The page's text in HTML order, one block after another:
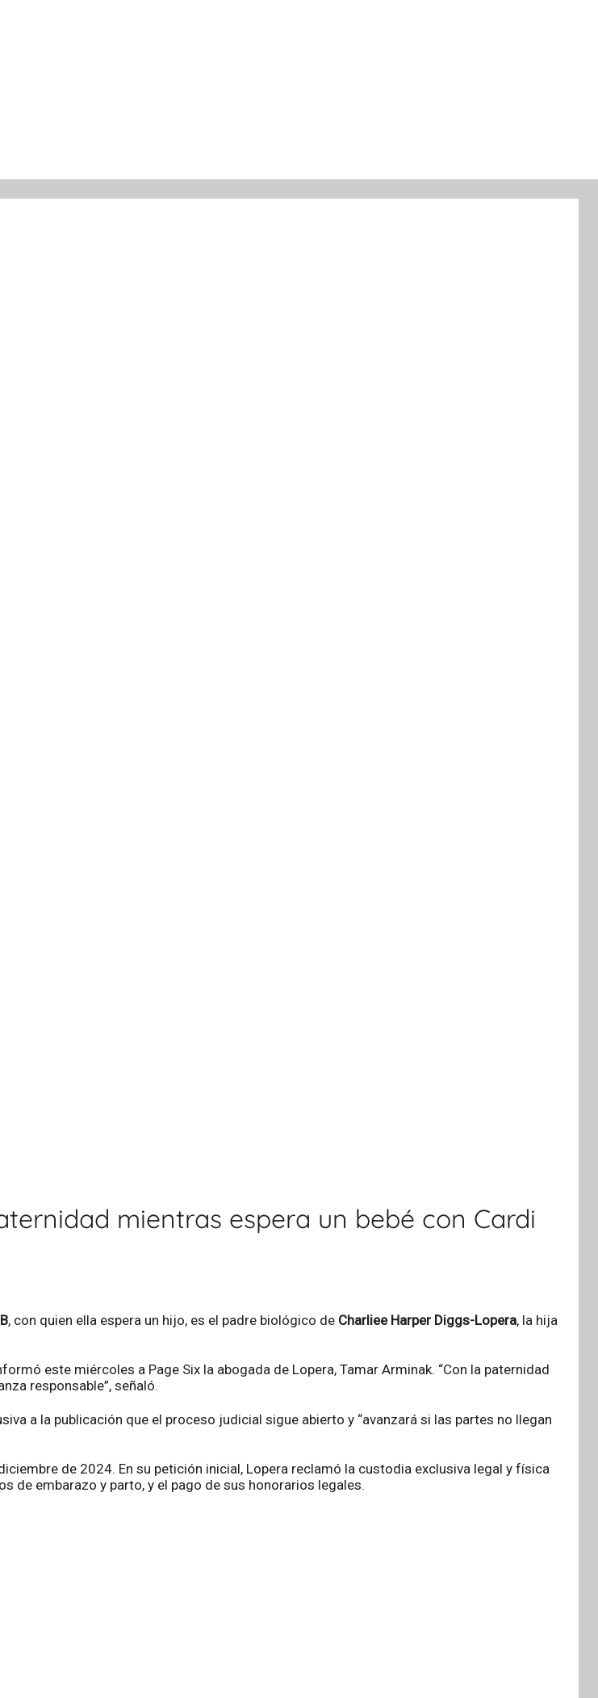
mientras espera un bebé con Cardi
, con quien ella espera un hijo, es el padre biológico de Charliee Harper Diggs-Lopera, la hija
este miércoles a Page Six la abogada de Lopera, Tamar Arminak. “Con la paternidad
responsable”, señaló.
a la publicación que el proceso judicial sigue abierto y “avanzará si las partes no llegan
de 2024. En su petición inicial, Lopera reclamó la custodia exclusiva legal y física
de embarazo y parto, y el pago de sus honorarios legales.